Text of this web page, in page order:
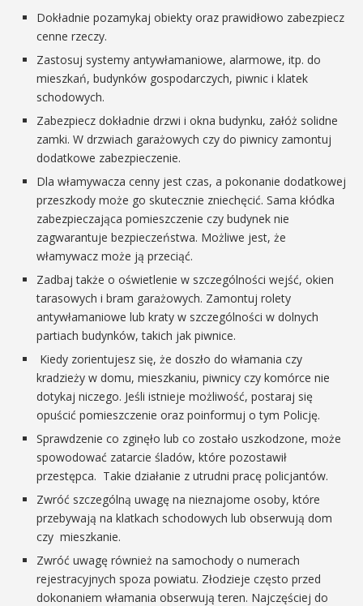
Dokładnie pozamykaj obiekty oraz prawidłowo zabezpiecz
cenne rzeczy.
Zastosuj systemy antywłamaniowe, alarmowe, itp. do
mieszkań, budynków gospodarczych, piwnic i klatek
schodowych.
Zabezpiecz dokładnie drzwi i okna budynku, załóż solidne
zamki. W drzwiach garażowych czy do piwnicy zamontuj
dodatkowe zabezpieczenie.
Dla włamywacza cenny jest czas, a pokonanie dodatkowej
przeszkody może go skutecznie zniechęcić. Sama kłódka
zabezpieczająca pomieszczenie czy budynek nie
zagwarantuje bezpieczeństwa. Możliwe jest, że
włamywacz może ją przeciąć.
Zadbaj także o oświetlenie w szczególności wejść, okien
tarasowych i bram garażowych. Zamontuj rolety
antywłamaniowe lub kraty w szczególności w dolnych
partiach budynków, takich jak piwnice.
Kiedy zorientujesz się, że doszło do włamania czy
kradzieży w domu, mieszkaniu, piwnicy czy komórce nie
dotykaj niczego. Jeśli istnieje możliwość, postaraj się
opuścić pomieszczenie oraz poinformuj o tym Policję.
Sprawdzenie co zginęło lub co zostało uszkodzone, może
spowodować zatarcie śladów, które pozostawił
przestępca. Takie działanie z utrudni pracę policjantów.
Zwróć szczególną uwagę na nieznajome osoby, które
przebywają na klatkach schodowych lub obserwują dom
czy mieszkanie.
Zwróć uwagę również na samochody o numerach
rejestracyjnych spoza powiatu. Złodzieje często przed
dokonaniem włamania obserwują teren. Najczęściej do